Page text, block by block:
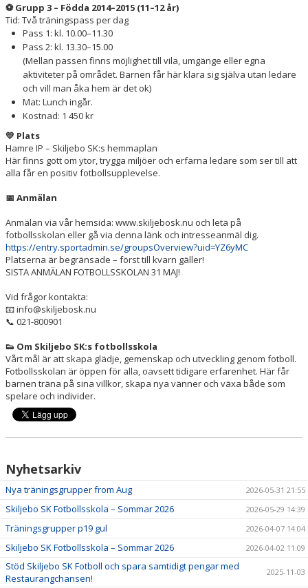
⚽Grupp 3 – Födda 2014–2015 (11–12 år)
Tid: Två träningspass per dag
Pass 1: kl. 10.00–11.30
Pass 2: kl. 13.30–15.00
(Mellan passen finns möjlighet till vila, umgänge eller egna
aktiviteter på området. Barnen får här klara sig själva utan ledare
och vill man åka hem är det ok)
Mat: Lunch ingår.
Kostnad: 1 450 kr
💛 Plats
Hamre IP – Skiljebo SK:s hemmaplan
Här finns gott om ytor, trygga miljöer och erfarna ledare som ser till att
alla får en positiv fotbollsupplevelse.
📅 Anmälan
Anmälan via vår hemsida: www.skiljebosk.nu och leta på
fotbollsskolan eller gå via denna länk och intresseanmäl dig.
https://entry.sportadmin.se/groupsOverview?uid=YZ6yMC
Platserna är begränsade – först till kvarn gäller!
SISTA ANMÄLAN FOTBOLLSSKOLAN 31 MAJ!
Vid frågor kontakta:
📧 info@skiljebosk.nu
📞 021-800901
👟 Om Skiljebo SK:s fotbollsskola
Vårt mål är att skapa glädje, gemenskap och utveckling genom fotboll.
Fotbollsskolan är öppen för alla, oavsett tidigare erfarenhet. Här får
barnen träna på sina villkor, skapa nya vänner och växa både som
spelare och individer.
Nyhetsarkiv
Nya träningsgrupper from Aug 2026-05-31 21:55
Skiljebo SK Fotbollsskola – Sommar 2026 2026-05-29 14:39
Träningsgrupper p19 gul 2026-04-07 14:04
Skiljebo SK Fotbollsskola – Sommar 2026 2026-04-02 11:09
Stöd Skiljebo SK Fotboll och spara samtidigt pengar med
Restaurangchansen!
2025-11-03